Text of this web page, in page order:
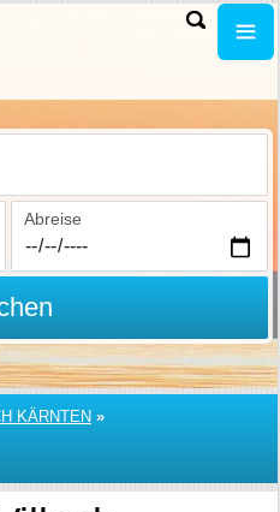
Abreise
KÄRNTEN »